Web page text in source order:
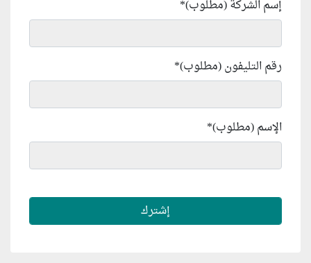
إسم الشركة (مطلوب)*
رقم التليفون (مطلوب)*
الإسم (مطلوب)*